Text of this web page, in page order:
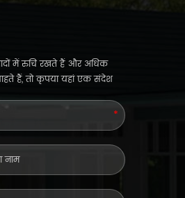
में रुचि रखते हैं और अधिक
हैं, तो कृपया यहां एक संदेश